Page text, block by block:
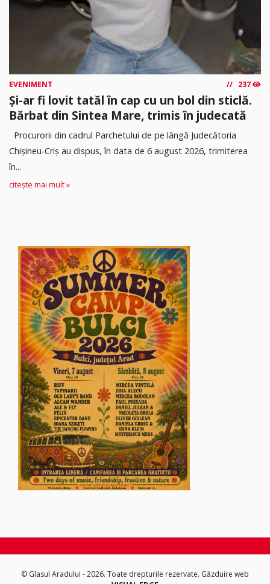
EVENIMENT 237
Și-ar fi lovit tatăl în cap cu un bol din sticlă.
Bărbat din Sintea Mare, trimis în judecată
Procurorii din cadrul Parchetului de pe lângă Judecătoria
Chișineu-Criș au dispus, în data de 6 august 2026, trimiterea
în...
citește mai mult »
© Glasul Aradului - 2026. Toate drepturile rezervate. Găzduire web